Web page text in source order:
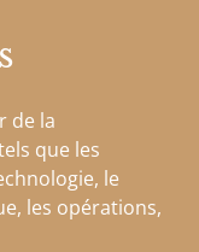
de la
que les
le
les opérations,